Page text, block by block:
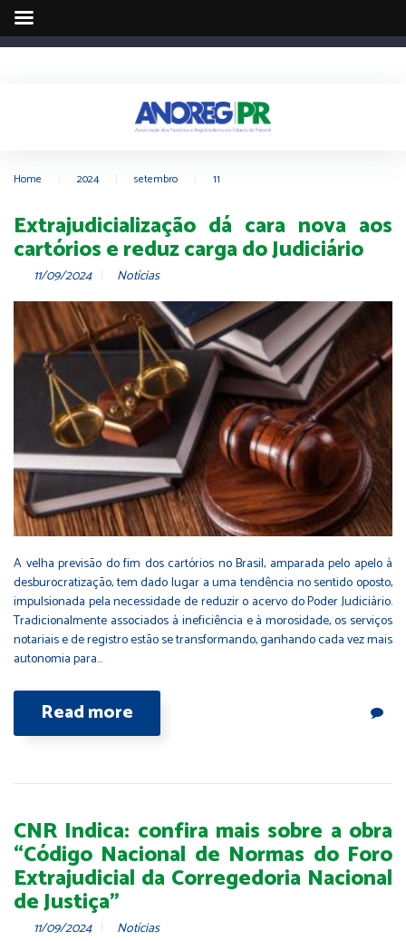
Home 2024 setembro 11
Extrajudicialização dá cara nova aos
cartórios e reduz carga do Judiciário
11/09/2024 Notícias
A velha previsão do fim dos cartórios no Brasil, amparada pelo apelo à
desburocratização, tem dado lugar a uma tendência no sentido oposto,
impulsionada pela necessidade de reduzir o acervo do Poder Judiciário.
Tradicionalmente associados à ineficiência e à morosidade, os serviços
notariais e de registro estão se transformando, ganhando cada vez mais
autonomia para…
Read more
CNR Indica: confira mais sobre a obra
“Código Nacional de Normas do Foro
Extrajudicial da Corregedoria Nacional
de Justiça”
11/09/2024 Notícias